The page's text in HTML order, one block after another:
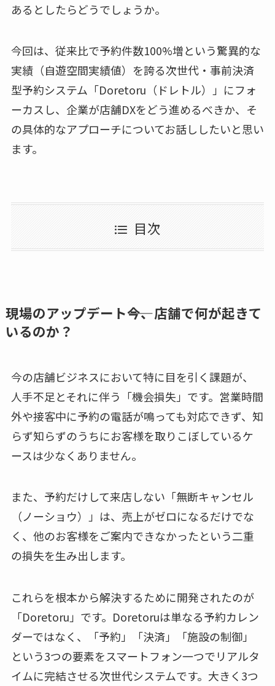
あるとしたらどうでしょうか。
今回は、従来比で予約件数100%増という驚異的な
実績（自遊空間実績値）を誇る次世代・事前決済
型予約システム「Doretoru（ドレトル）」にフォ
ーカスし、企業が店舗DXをどう進めるべきか、そ
の具体的なアプローチについてお話ししたいと思い
ます。
目次
現場のアップデート――今、店舗で何が起きて
いるのか？
今の店舗ビジネスにおいて特に目を引く課題が、
人手不足とそれに伴う「機会損失」です。営業時間
外や接客中に予約の電話が鳴っても対応できず、知
らず知らずのうちにお客様を取りこぼしているケ
ースは少なくありません。
また、予約だけして来店しない「無断キャンセル
（ノーショウ）」は、売上がゼロになるだけでな
く、他のお客様をご案内できなかったという二重
の損失を生み出します。
これらを根本から解決するために開発されたのが
「Doretoru」です。Doretoruは単なる予約カレン
ダーではなく、「予約」「決済」「施設の制御」
という3つの要素をスマートフォン一つでリアルタ
イムに完結させる次世代システムです。大きく3つ